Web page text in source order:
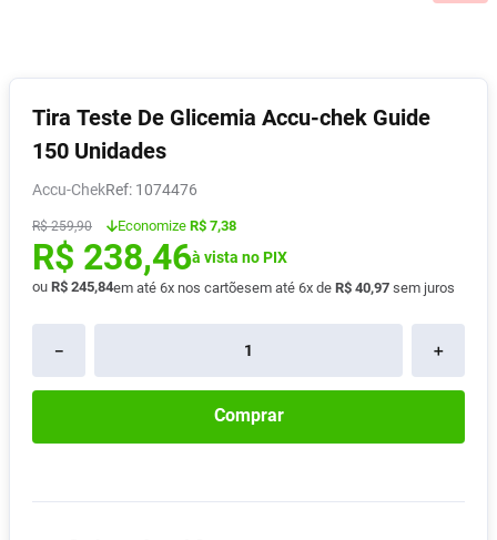
Tira Teste De Glicemia Accu-chek Guide
150 Unidades
Accu-Chek : 1074476
R$ 259,90 Economize R$ 7,38
R$ 238,46à vista no PIX
ou R$ 245,84em até 6x nos cartõesem até 6x de R$ 40,97 sem juros
＋
－
Comprar
5º Fralda G
6 º Desodorante
7 º Shampoo
8º Pampers Confort Sec
9º Vitamina D
10 º Soro Fisiológico